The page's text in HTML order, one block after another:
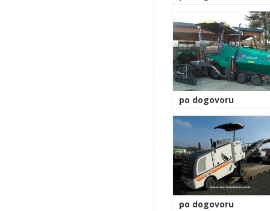
po dogovoru
po dogovoru